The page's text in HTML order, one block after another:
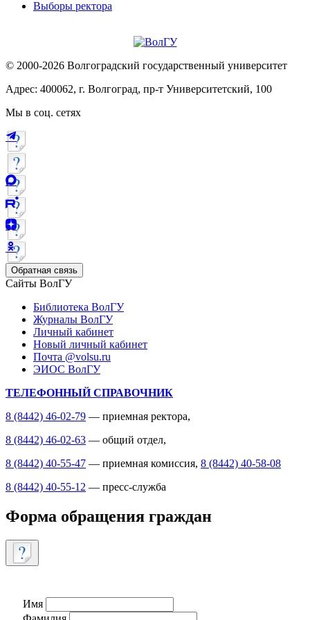
Выборы ректора
© 2000-2026 Волгоградский государственный университет
Адрес: 400062, г. Волгоград, пр-т Университетский, 100
Мы в соц. сетях
Обратная связь
Сайты ВолГУ
Библиотека ВолГУ
Журналы ВолГУ
Личный кабинет
Новый личный кабинет
Почта @volsu.ru
ЭИОС ВолГУ
ТЕЛЕФОННЫЙ СПРАВОЧНИК
8 (8442) 46-02-79 — приемная ректора,
8 (8442) 46-02-63 — общий отдел,
8 (8442) 40-55-47 — приемная комиссия, 8 (8442) 40-58-08
8 (8442) 40-55-12 — пресс-служба
Форма обращения граждан
Имя